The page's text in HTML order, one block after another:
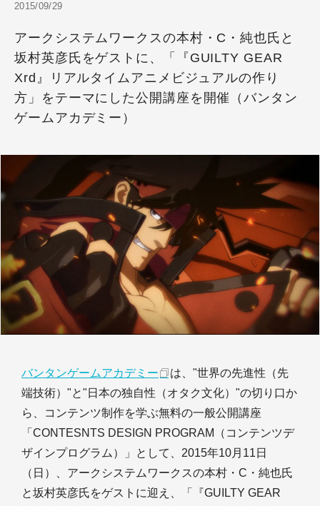
2015/09/29
アークシステムワークスの本村・C・純也氏と
坂村英彦氏をゲストに、「『GUILTY GEAR
Xrd』リアルタイムアニメビジュアルの作り
方」をテーマにした公開講座を開催（バンタン
ゲームアカデミー）
バンタンゲームアカデミー
は、"世界の先進性（先
端技術）"と"日本の独自性（オタク文化）"の切り口か
ら、コンテンツ制作を学ぶ無料の一般公開講座
「CONTESNTS DESIGN PROGRAM（コンテンツデ
ザインプログラム）」として、2015年10月11日
（日）、アークシステムワークスの本村・C・純也氏
と坂村英彦氏をゲストに迎え、「『GUILTY GEAR